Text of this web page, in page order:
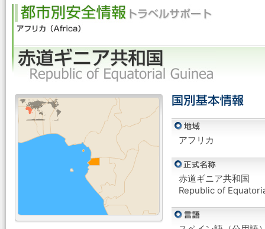
アフリカ
赤道ギニア共和国
Republic of